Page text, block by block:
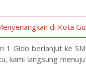
di Kota
1 Gido berlanjut ke
kami langsung